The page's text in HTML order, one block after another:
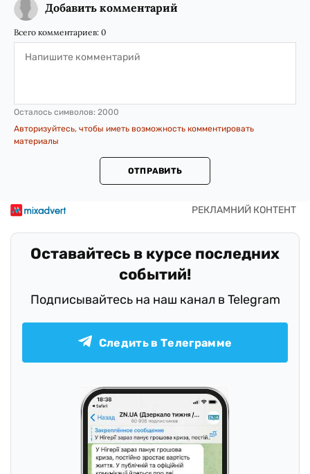
Добавить комментарий
Всего комментариев: 0
Осталось символов: 2000
Авторизуйтесь, чтобы иметь возможность комментировать
материалы
ОТПРАВИТЬ
Оставайтесь в курсе последних
событий!
Подписывайтесь на наш канал в Telegram
Следить в Телеграмме